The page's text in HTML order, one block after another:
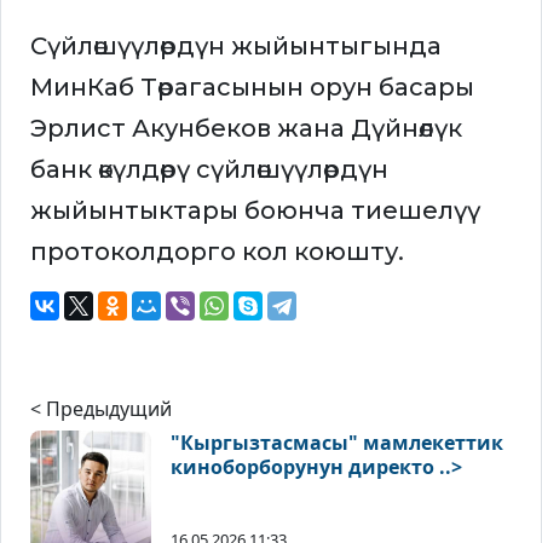
Сүйлөшүүлөрдүн жыйынтыгында
МинКаб Төрагасынын орун басары
Эрлист Акунбеков жана Дүйнөлүк
банк өкүлдөрү сүйлөшүүлөрдүн
жыйынтыктары боюнча тиешелүү
протоколдорго кол коюшту.
< Предыдущий
"Кыргызтасмасы" мамлекеттик
киноборборунун директо ..>